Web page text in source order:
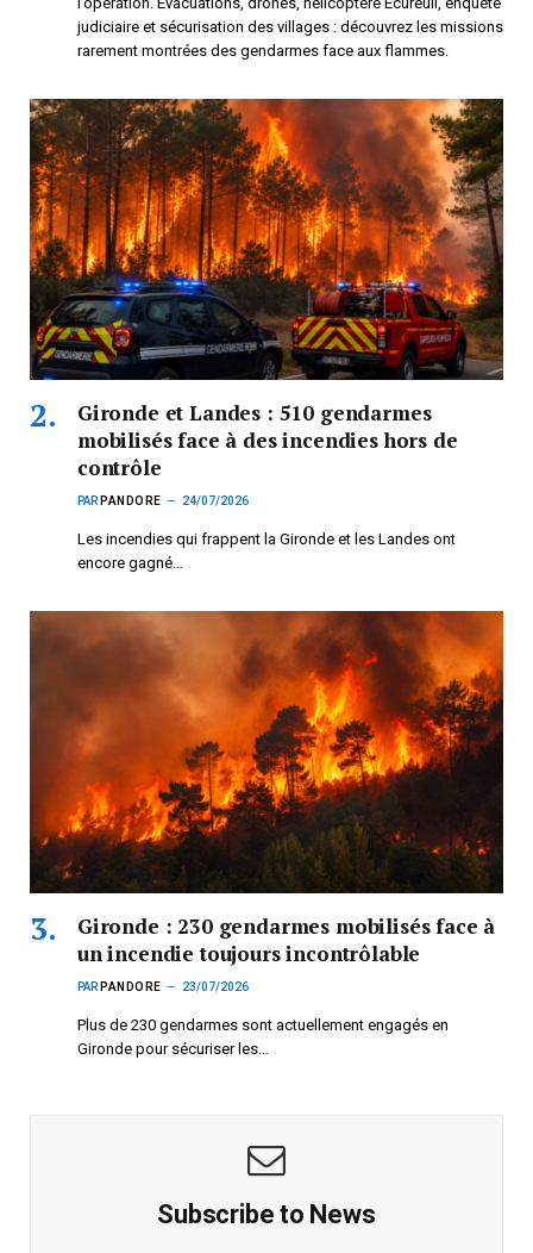
judiciaire et sécurisation des villages : découvrez les missions
rarement montrées des gendarmes face aux flammes.
Gironde et Landes : 510 gendarmes
mobilisés face à des incendies hors de
contrôle
PAR PANDORE 24/07/2026
Les incendies qui frappent la Gironde et les Landes ont
encore gagné…
Gironde : 230 gendarmes mobilisés face à
un incendie toujours incontrôlable
PAR PANDORE 23/07/2026
Plus de 230 gendarmes sont actuellement engagés en
Gironde pour sécuriser les…
Subscribe to News